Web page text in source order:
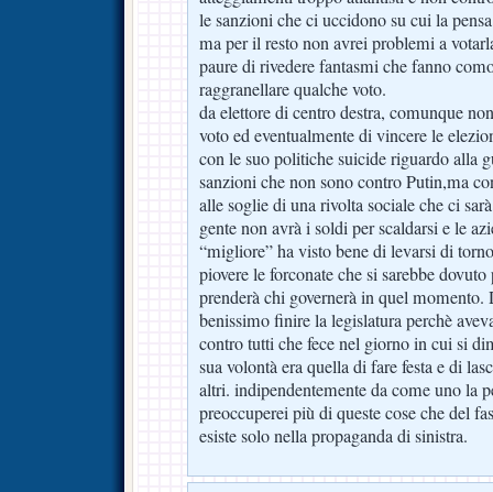
le sanzioni che ci uccidono su cui la
ma per il resto non avrei problemi a
paure di rivedere fantasmi che fanno
raggranellare qualche voto.
da elettore di centro destra, comunque
voto ed eventualmente di vincere le
con le suo politiche suicide riguardo alla
sanzioni che non sono contro Putin,ma
alle soglie di una rivolta sociale che ci
gente non avrà i soldi per scaldarsi e le
“migliore” ha visto bene di levarsi di
piovere le forconate che si sarebbe
prenderà chi governerà in quel
benissimo finire la legislatura perchè
contro tutti che fece nel giorno in cui si
sua volontà era quella di fare festa e di
altri. indipendentemente da come uno la
preoccuperei più di queste cose che del
esiste solo nella propaganda di sinistra.